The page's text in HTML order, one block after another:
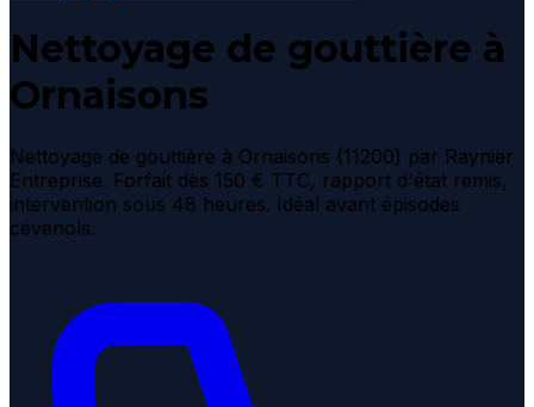
Nettoyage de gouttière à
Ornaisons
Nettoyage de gouttière à Ornaisons (11200) par Raynier
Entreprise. Forfait dès 150 € TTC, rapport d'état remis,
intervention sous 48 heures. Idéal avant épisodes
cévenols.